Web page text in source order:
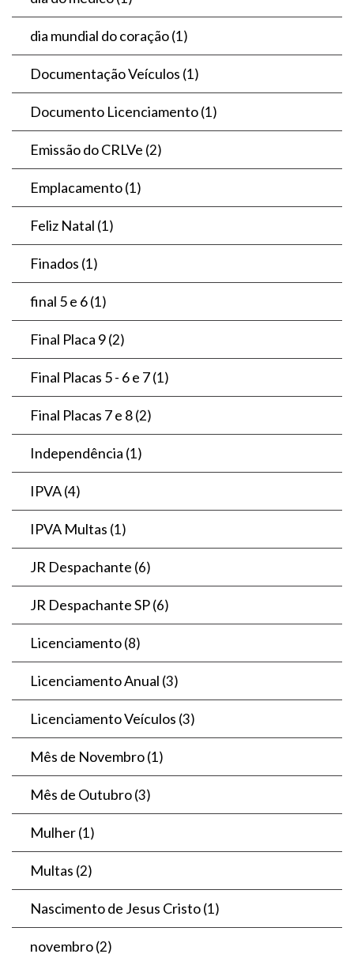
dia mundial do coração(1)
Documentação Veículos (1)
Documento Licenciamento(1)
Emissão do CRLVe (2)
Emplacamento(1)
Feliz Natal (1)
Finados (1)
final 5 e 6(1)
Final Placa 9(2)
Final Placas 5 - 6 e 7(1)
Final Placas 7 e 8(2)
Independência (1)
IPVA(4)
IPVA Multas (1)
JR Despachante (6)
JR Despachante SP(6)
Licenciamento(8)
Licenciamento Anual (3)
Licenciamento Veículos (3)
Mês de Novembro(1)
Mês de Outubro(3)
Mulher(1)
Multas (2)
Nascimento de Jesus Cristo(1)
novembro(2)